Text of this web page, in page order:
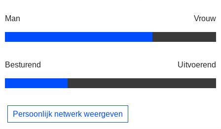
Man Vrouw
Besturend Uitvoerend
Persoonlijk netwerk weergeven